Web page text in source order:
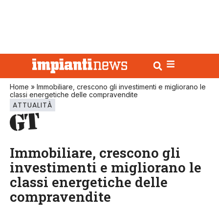
Home » Immobiliare, crescono gli investimenti e migliorano le
classi energetiche delle compravendite
ATTUALITÀ
Immobiliare, crescono gli
investimenti e migliorano le
classi energetiche delle
compravendite